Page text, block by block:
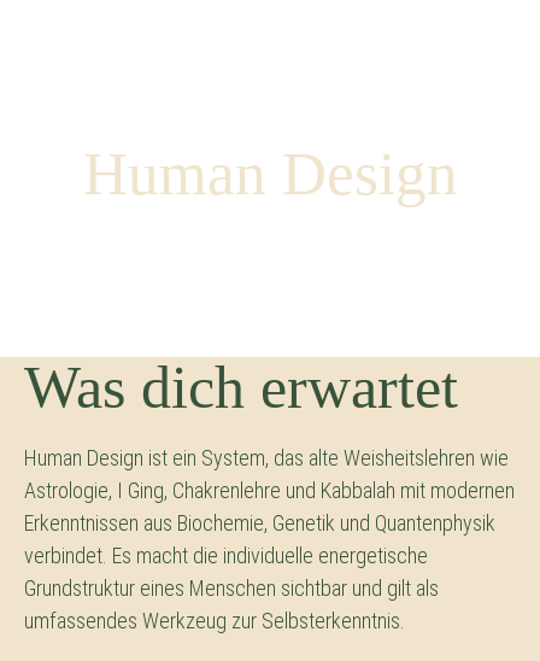
Human Design
Was dich erwartet
Human Design ist ein System, das alte Weisheitslehren wie
Astrologie, I Ging, Chakrenlehre und Kabbalah mit modernen
Erkenntnissen aus Biochemie, Genetik und Quantenphysik
verbindet. Es macht die individuelle energetische
Grundstruktur eines Menschen sichtbar und gilt als
umfassendes Werkzeug zur Selbsterkenntnis.